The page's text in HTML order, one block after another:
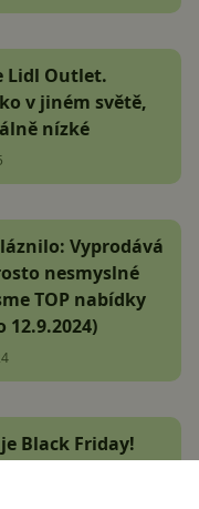
Lidl Outlet.
v jiném světě,
nízké
Vyprodává
nesmyslné
TOP nabídky
Black Friday!